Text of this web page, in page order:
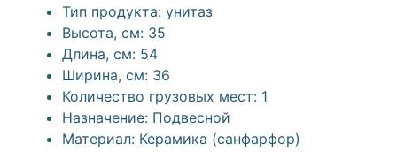
Тип продукта: унитаз
Высота, см: 35
Длина, см: 54
Ширина, см: 36
Количество грузовых мест: 1
Назначение: Подвесной
Материал: Керамика (санфарфор)